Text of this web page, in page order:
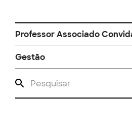
Professor Associado
Gestão